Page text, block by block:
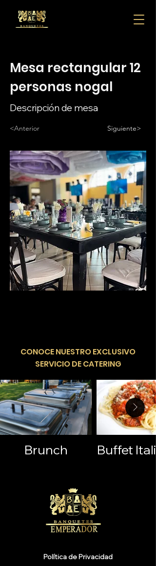
Mesa rectangular 12
personas nogal
Descripción de mesa
<Anterior Siguiente>
​CONOCE NUESTRO EXCLUSIVO
SERVICIO DE CATERING
Brunch Buffet
Política de Privacidad